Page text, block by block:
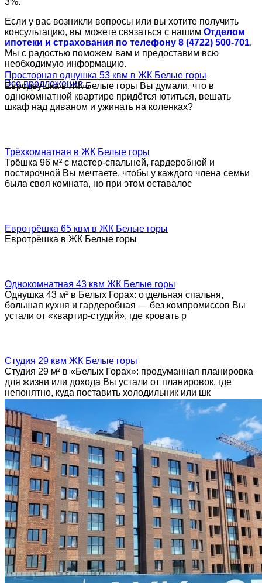
Если у вас возникли вопросы или вы хотите получить
консультацию, вы можете связаться с нашим Отделом
ипотеки и страхования по телефону 8 (4722) 500-701.
Мы с радостью поможем вам и предоставим всю
необходимую информацию.
Все предложения...
Просторная однушка 53 квм в ЖК Белые горы
Евродвушка в ЖК Белые горы Вы думали, что в
однокомнатной квартире придётся ютиться, вешать
шкаф над диваном и ужинать на коленках?
Трёхкомнатная в ЖК Белые горы
Трёшка 96 м² с мастер-спальней, гардеробной и
постирочной Вы мечтаете, чтобы у каждого члена семьи
была своя комната, но при этом оставалос
Евротрёшка 65 квм в ЖК Белые горы
Евротрёшка в ЖК Белые горы
Однокомнатная 43 квм ЖК Белые горы
Однушка 43 м² в Белых Горах: отдельная спальня,
большая кухня и гардеробная — без компромиссов Вы
устали от «квартир-студий», где кровать р
Студия 29 квм ЖК Белые горы
Студия 29 м² в «Белых Горах»: продуманная планировка
для жизни или дохода Вы устали от планировок, где
непонятно, куда поставить холодильник или шк